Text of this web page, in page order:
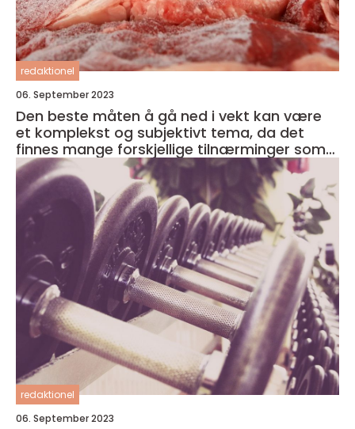
redaktionel
06. September 2023
Den beste måten å gå ned i vekt kan være
et komplekst og subjektivt tema, da det
finnes mange forskjellige tilnærminger som
kan fungere for forskjellige mennesker
redaktionel
06. September 2023